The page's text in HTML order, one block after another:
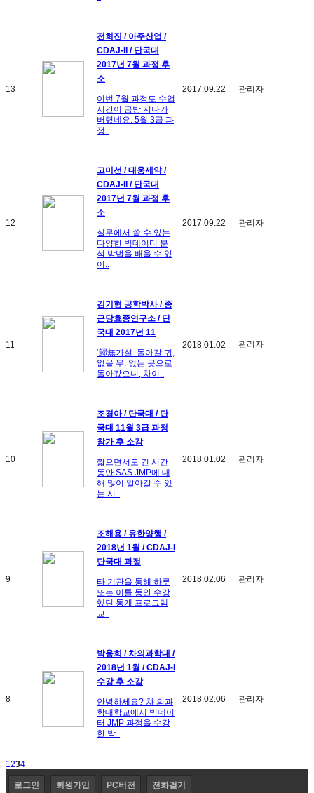
13
전희진 / 아주산업 /
CDAJ-II / 단국대
2017년 7월 과정 후
소
이번 7월 과정도 수업
시간이 금방 지나가
버렸네요. 5월 3급 과
정..
2017.09.22 관리자
12
고미선 / 대웅제약 /
CDAJ-II / 단국대
2017년 7월 과정 후
소
실무에서 쓸 수 있는
다양한 빅데이터 분
석 방법을 배울 수 있
어..
2017.09.22 관리자
11
김기형 공학박사 / 종
근당효종연구소 / 단
국대 2017년 11
‘歸無가설: 돌아갈 귀,
없을 무. 없는 곳으로
돌아갔으니, 차이..
2018.01.02 관리자
10
조경아 / 단국대 / 단
국대 11월 3급 과정
참가 후 소감
짧으면서도 긴 시간
동안 SAS JMP에 대
해 많이 알아갈 수 있
는 시..
2018.01.02 관리자
9
조해용 / 유한양행 /
2018년 1월 / CDAJ-I
단국대 과정
타 기관을 통해 하루
또는 이틀 동안 수강
했던 통계 프로그램
교..
2018.02.06 관리자
8
박용희 / 차의과학대 /
2018년 1월 / CDAJ-I
수강 후 소감
안녕하세요? 차 의과
학대학교에서 빅데이
터 JMP 과정을 수강
한 박..
2018.02.06 관리자
1234
로그인 회원가입 PC버전 전화걸기